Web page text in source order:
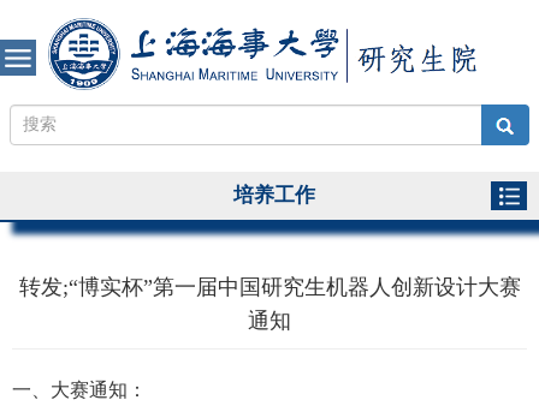
培养工作
转发;“博实杯”第一届中国研究生机器人创新设计大赛
通知
一、大赛通知：